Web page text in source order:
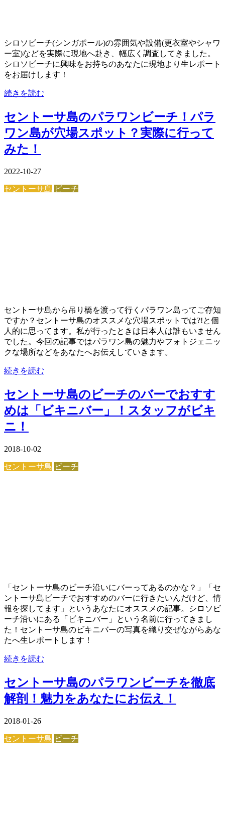
シロソビーチ(シンガポール)の雰囲気や設備(更衣室やシャワ
ー室)などを実際に現地へ赴き、幅広く調査してきました。
シロソビーチに興味をお持ちのあなたに現地より生レポート
をお届けします！
続きを読む
セントーサ島のパラワンビーチ！パラ
ワン島が穴場スポット？実際に行って
みた！
2022-10-27
セントーサ島 ビーチ
セントーサ島から吊り橋を渡って行くパラワン島ってご存知
ですか？セントーサ島のオススメな穴場スポットでは?!と個
人的に思ってます。私が行ったときは日本人は誰もいません
でした。今回の記事ではパラワン島の魅力やフォトジェニッ
クな場所などをあなたへお伝えしていきます。
続きを読む
セントーサ島のビーチのバーでおすす
めは「ビキニバー」！スタッフがビキ
ニ！
2018-10-02
セントーサ島 ビーチ
「セントーサ島のビーチ沿いにバーってあるのかな？」「セ
ントーサ島ビーチでおすすめのバーに行きたいんだけど、情
報を探してます」というあなたにオススメの記事。シロソビ
ーチ沿いにある「ビキニバー」という名前に行ってきまし
た！セントーサ島のビキニバーの写真を織り交ぜながらあな
たへ生レポートします！
続きを読む
セントーサ島のパラワンビーチを徹底
解剖！魅力をあなたにお伝え！
2018-01-26
セントーサ島 ビーチ